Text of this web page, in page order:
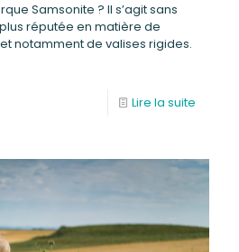
Samsonite ? Il s’agit sans
réputée en matière de
notamment de valises rigides.
Lire la suite